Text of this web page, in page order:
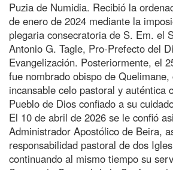
Puzia de Numidia. Recibió la
de enero de 2024 mediante la
plegaria consecratoria de S. Em. el
Antonio G. Tagle, Pro-Prefecto del
Evangelización. Posteriormente, el
fue nombrado obispo de Quelimane,
incansable celo pastoral y auténtica
Pueblo de Dios confiado a su
El 10 de abril de 2026 se le confió
Administrador Apostólico de Beira,
responsabilidad pastoral de dos
continuando al mismo tiempo su